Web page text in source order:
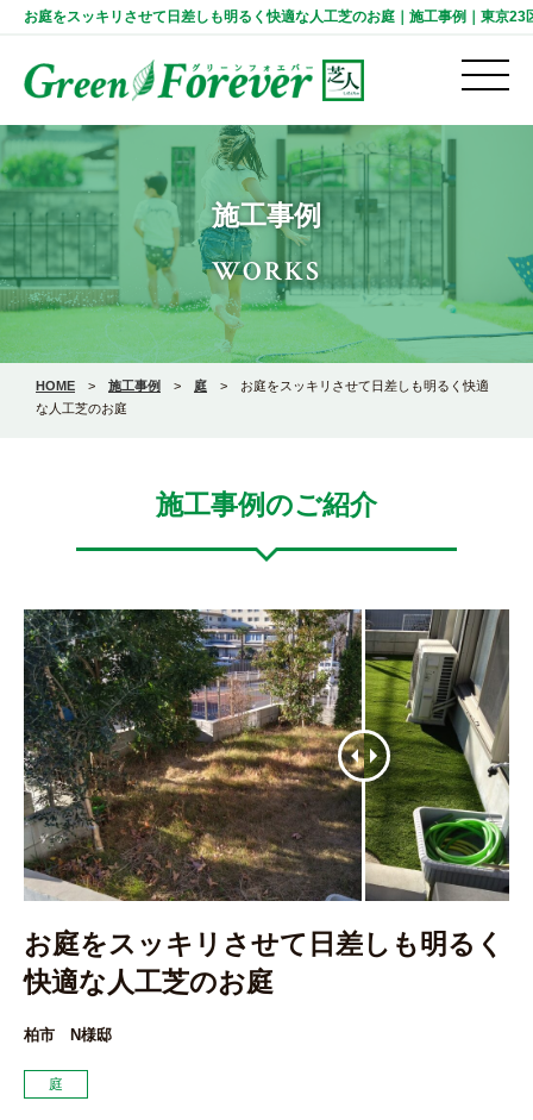
お庭をスッキリさせて日差しも明るく快適な人工芝のお庭｜施工事例｜東京
施工事例
WORKS
HOME > 施工事例 > 庭 > お庭をスッキリさせて日差しも明るく快適
な人工芝のお庭
施工事例のご紹介
お庭をスッキリさせて日差しも明るく
快適な人工芝のお庭
柏市 N様邸
庭